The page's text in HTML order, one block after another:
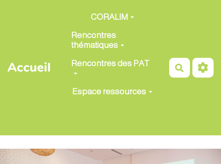
Aller au contenu principal
Accueil
CORALIM
Rencontres
thématiques
Rencontres des PAT
Espace ressources